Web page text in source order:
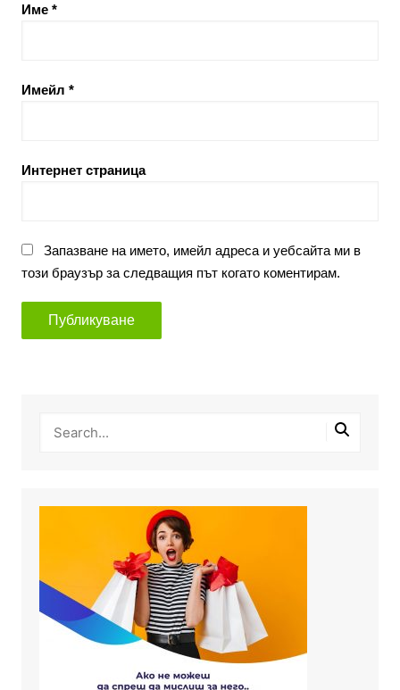
Име *
Имейл *
Интернет страница
Запазване на името, имейл адреса и уебсайта ми в
този браузър за следващия път когато коментирам.